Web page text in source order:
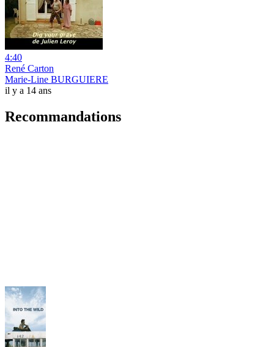
4:40
René Carton
Marie-Line BURGUIERE
il y a 14 ans
Recommandations